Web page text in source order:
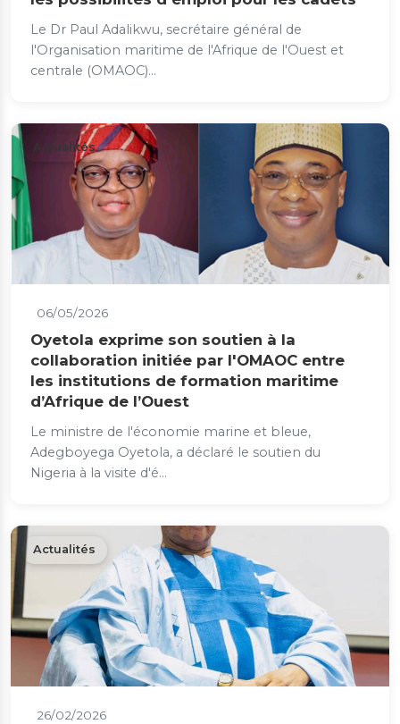
Le Dr Paul Adalikwu, secrétaire général de
l'Organisation maritime de l'Afrique de l'Ouest et
centrale (OMAOC)...
Actualités
06/05/2026
Oyetola exprime son soutien à la
collaboration initiée par l'OMAOC entre
les institutions de formation maritime
d’Afrique de l’Ouest
Le ministre de l'économie marine et bleue,
Adegboyega Oyetola, a déclaré le soutien du
Nigeria à la visite d'é...
Actualités
26/02/2026